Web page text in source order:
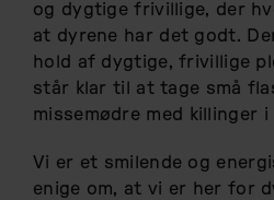
og dygtige frivillige, der
at dyrene har det godt.
hold af dygtige, frivillige
står klar til at tage små
missemødre med killinger i
Vi er et smilende og
enige om, at vi er her for